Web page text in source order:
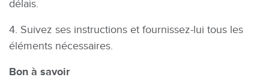
délais.
4. Suivez ses instructions et fournissez-lui tous les
éléments nécessaires.
Bon à savoir